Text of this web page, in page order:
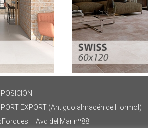
EXPORT (Antiguo almacén de Hormol)
– Avd del Mar nº88